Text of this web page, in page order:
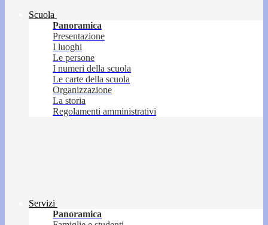
Scuola
Panoramica
Presentazione
I luoghi
Le persone
I numeri della scuola
Le carte della scuola
Organizzazione
La storia
Regolamenti amministrativi
Servizi
Panoramica